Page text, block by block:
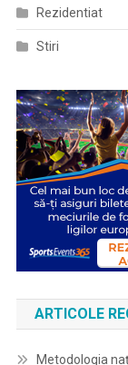
Rezidentiat
Stiri
ARTICOLE
Metodologia